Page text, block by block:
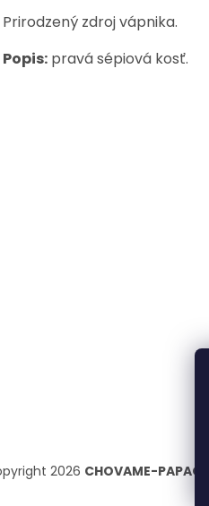
Prirodzený zdroj vápnika.
Popis: pravá sépiová kosť.
2026 CHOVAME-